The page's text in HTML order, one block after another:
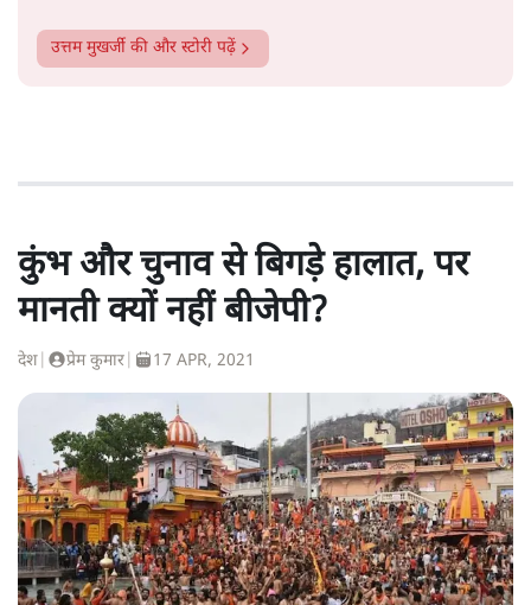
उत्तम मुखर्जी की और स्टोरी पढ़ें
कुंभ और चुनाव से बिगड़े हालात, पर
मानती क्यों नहीं बीजेपी?
देश प्रेम कुमार 17 APR, 2021